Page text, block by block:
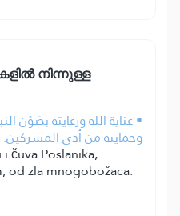
നിന്നുള്ള
• عناية الله ورعايته بصَوْن
وحمايته من أذى المشركين.
čuva Poslanika,
od zla mnogobožaca.